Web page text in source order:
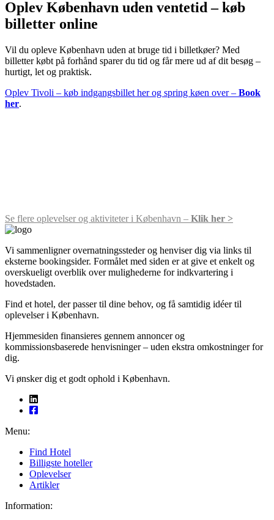
Oplev København uden ventetid – køb
billetter online
Vil du opleve København uden at bruge tid i billetkøer? Med
billetter købt på forhånd sparer du tid og får mere ud af dit besøg –
hurtigt, let og praktisk.
Oplev Tivoli – køb indgangsbillet her og spring køen over – Book
her.
Se flere oplevelser og aktiviteter i København – Klik her >
Vi sammenligner over­natningssteder og henviser dig via links til
eksterne bookingsider. Formålet med siden er at give et enkelt og
overskueligt overblik over mulighederne for indkvartering i
hovedstaden.
Find et hotel, der passer til dine behov, og få samtidig idéer til
oplevelser i København.
Hjemmesiden finansieres gennem annoncer og
kommissionsbaserede henvisninger – uden ekstra omkostninger for
dig.
Vi ønsker dig et godt ophold i København.
Menu:
Find Hotel
Billigste hoteller
Oplevelser
Artikler
Information: